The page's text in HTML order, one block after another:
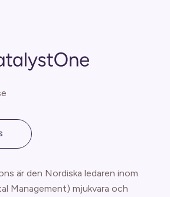
är den Nordiska ledaren inom
Management) mjukvara och